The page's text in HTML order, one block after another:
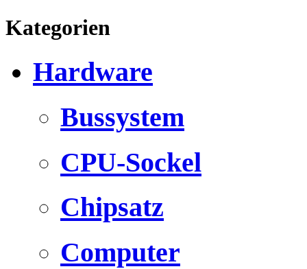
Kategorien
Hardware
Bussystem
CPU-Sockel
Chipsatz
Computer